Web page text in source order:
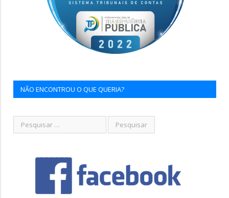
NÃO ENCONTROU O QUE QUERIA?